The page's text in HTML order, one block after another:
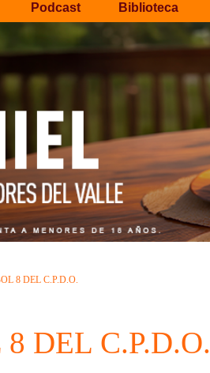
Podcast Biblioteca
8 DEL C.P.D.O.
DEL C.P.D.O.